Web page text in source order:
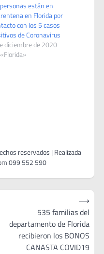
están en
en Florida por
con los 5 casos
de Coronavirus
diciembre de 2020
535 familias del
departamento de Florida
recibieron los BONOS
CANASTA COVID19
⟶